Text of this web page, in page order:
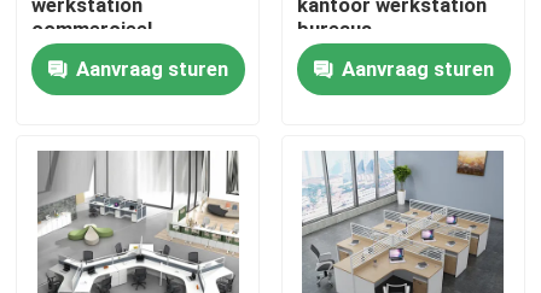
Thuis
Producten
Over ons
werkstation
commercieel
personeel kantoor
bureau met privacy
scherm
Aanvraag sturen
kantoor werkstation
bureaus
Aanvraag sturen